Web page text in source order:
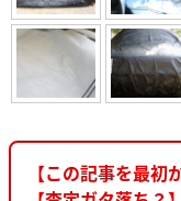
【この記事を最初